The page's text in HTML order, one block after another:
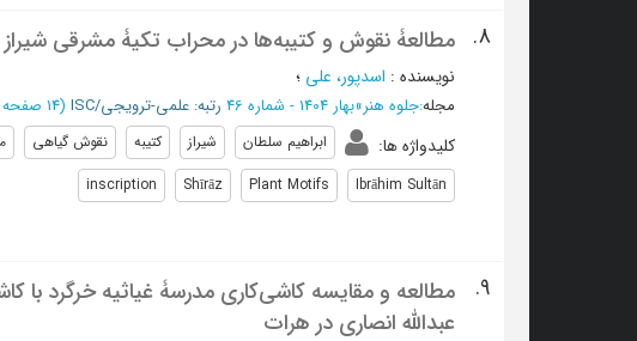
8. مطالعۀ نقوش و کتیبه‌ها در محراب تکیۀ مشرقی شیراز
نویسنده : اسدپور، علی ؛
مجله:جلوه هنر»بهار 1404 - شماره 46 رتبه: علمی-ترویجی/ISC (‎14 صفحه -
کلیدواژه ها: ابراهیم سلطان شیراز کتیبه نقوش گیاهی
Ibrāhim Sultān
Plant Motifs
Shīrāz
inscription
9.
مطالعه و مقایسه کاشی‌کاری مدرسۀ غیاثیه خرگرد با
عبدالله انصاری در هرات